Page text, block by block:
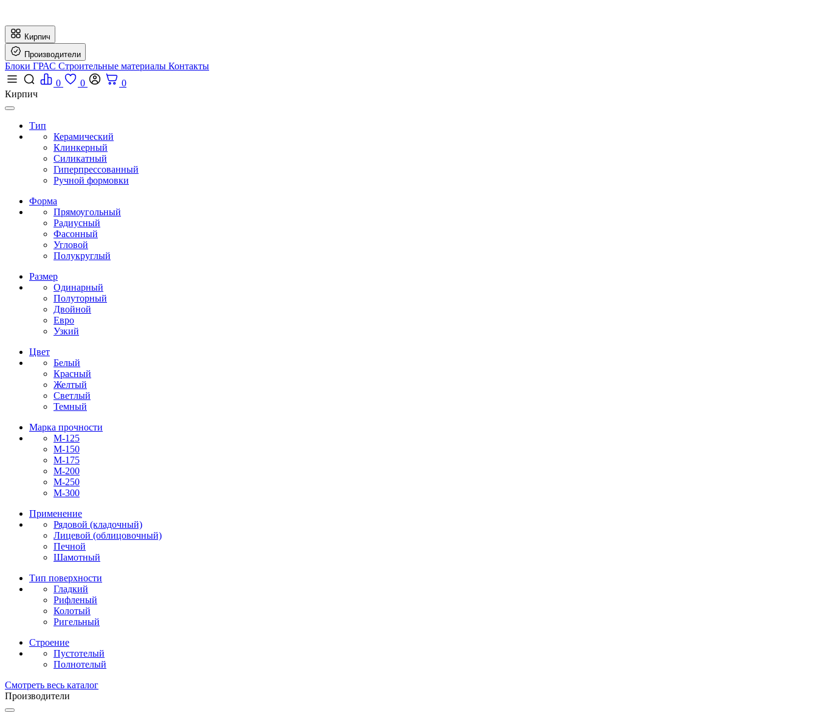
Кирпич
Производители
Блоки ГРАС Строительные материалы Контакты
0
0
0
Кирпич
Тип
Керамический
Клинкерный
Силикатный
Гиперпрессованный
Ручной формовки
Форма
Прямоугольный
Радиусный
Фасонный
Угловой
Полукруглый
Размер
Одинарный
Полуторный
Двойной
Евро
Узкий
Цвет
Белый
Красный
Желтый
Светлый
Темный
Марка прочности
М-125
М-150
М-175
М-200
М-250
М-300
Применение
Рядовой (кладочный)
Лицевой (облицовочный)
Печной
Шамотный
Тип поверхности
Гладкий
Рифленый
Колотый
Ригельный
Строение
Пустотелый
Полнотелый
Смотреть весь каталог
Производители